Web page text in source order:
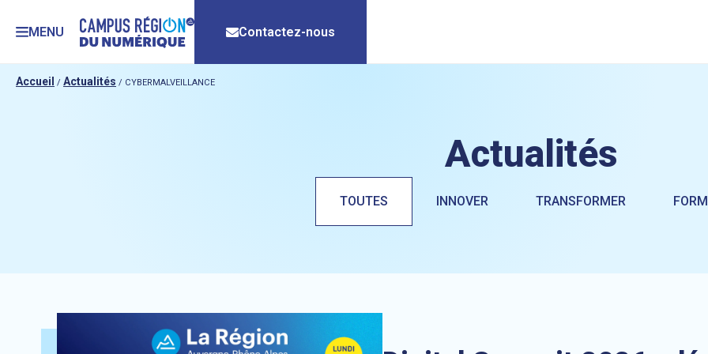
MENU Contactez-nous
Accueil / Actualités / CYBERMALVEILLANCE
Actualités
TOUTES INNOVER TRANSFORMER